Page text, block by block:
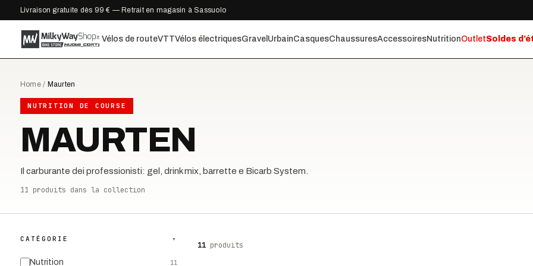
Livraison gratuite dès 99 € — Retrait en magasin à Sassuolo
Vélos de routeVTTVélos électriquesGravel UrbainCasquesChaussuresAccessoiresNutritionOutletSoldes
Home/ Maurten
NUTRITION DE COURSE
MAURTEN
Il carburante dei professionisti: gel, drink mix, barrette e Bicarb System.
11 produits dans la collection
CATÉGORIE ▾
Nutrition 11
11 produits